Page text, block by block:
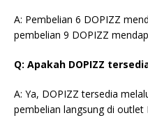
A: Pembelian 6 DOPIZZ
pembelian 9 DOPIZZ
Q: Apakah DOPIZZ
A: Ya, DOPIZZ tersedia
pembelian langsung di outlet